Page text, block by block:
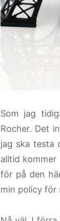
Som jag
Rocher. Det
jag ska testa
alltid
för på den
min policy för